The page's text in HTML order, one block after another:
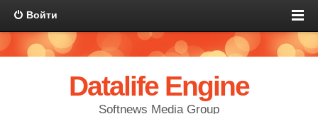
Войти
Datalife Engine
Softnews Media Group